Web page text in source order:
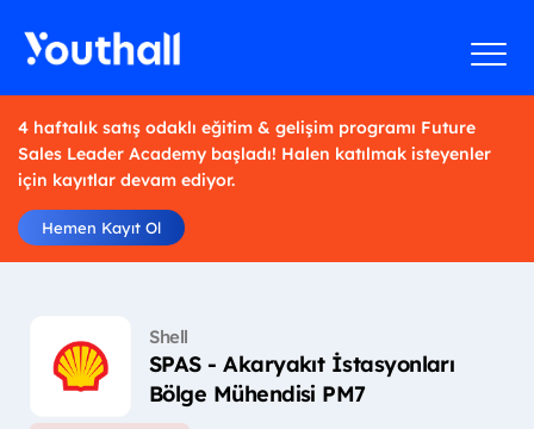
4 haftalık satış odaklı eğitim & gelişim programı Future
Sales Leader Academy başladı! Halen katılmak isteyenler
için kayıtlar devam ediyor.
Hemen Kayıt Ol
Shell
SPAS - Akaryakıt İstasyonları
Bölge Mühendisi PM7